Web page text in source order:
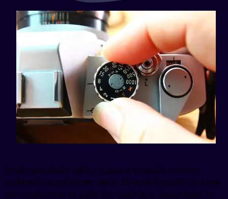
Si estás aprendiendo inglés y te gusta la fotografía, tienes una
combinación ganadora entre manos. El mundo fotográfico funciona
casi completamente en inglés. Los menús de tu cámara digital, los